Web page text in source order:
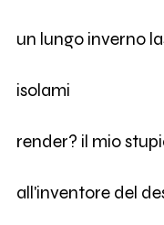
un lungo inverno
isolami
render? il mio
all'inventore del